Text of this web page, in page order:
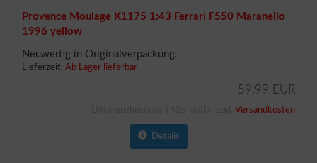
Provence Moulage K1175 1:43 Ferrari F550 Maranello
1996 yellow
Neuwertig in Originalverpackung.
Lieferzeit: Ab Lager lieferbar
59,99 EUR
Versandkosten
Details